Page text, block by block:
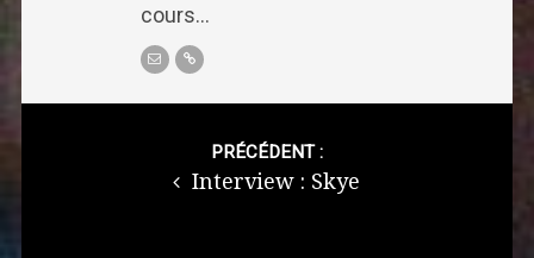
cours...
PRÉCÉDENT :
Interview : Skye